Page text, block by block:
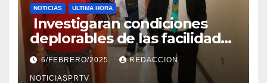
NOTICIAS ULTIMA HORA
Investigaran condiciones
deplorables de las facilidades
el Departamento de la Salud
en Mayagüez
6/FEBRERO/2025 REDACCION
NOTICIASPRTV